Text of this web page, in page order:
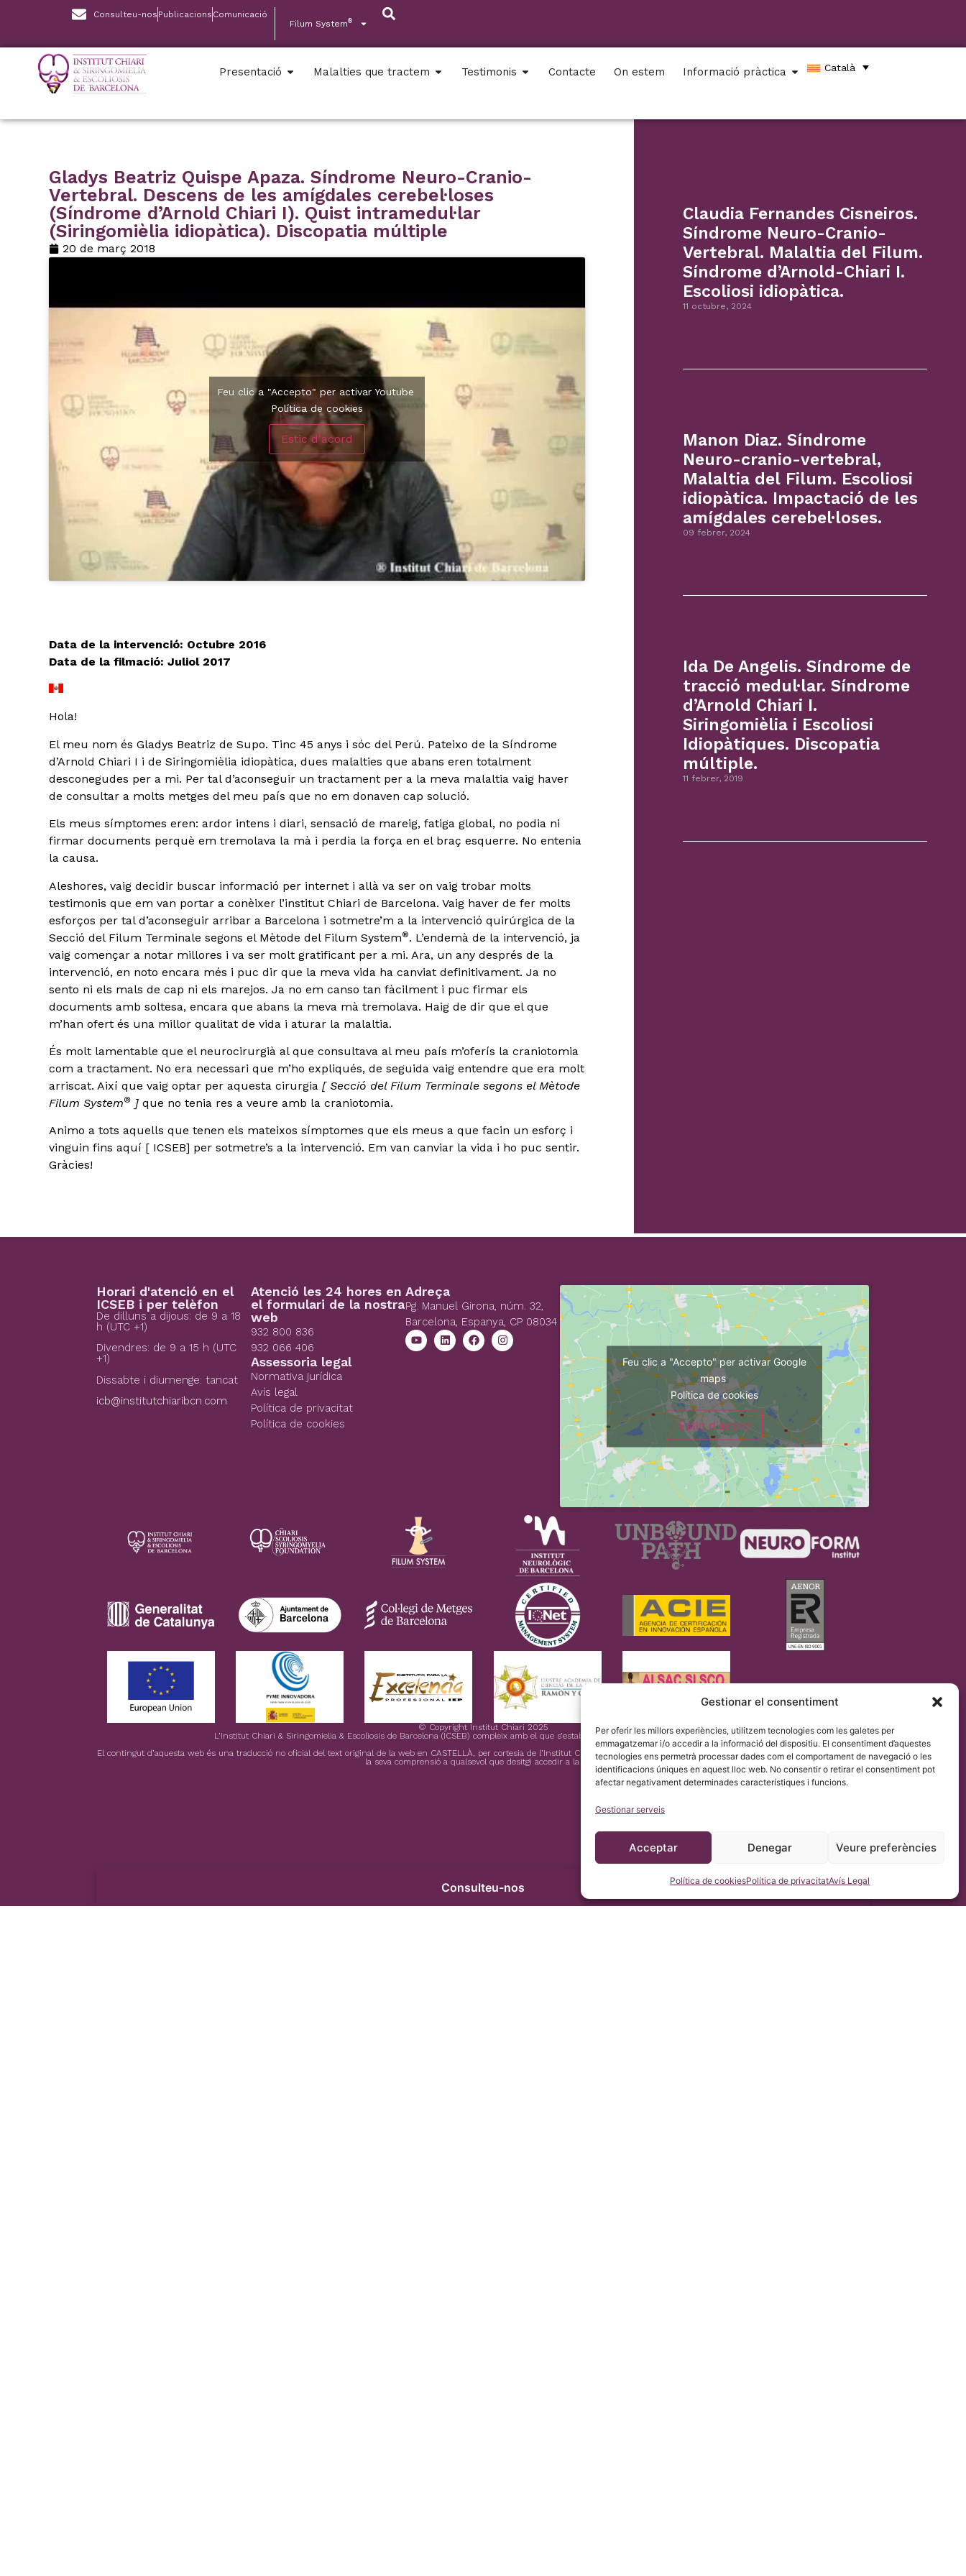
Gestionar el consentiment
Per oferir les millors experiències, utilitzem tecnologies com les galetes per
emmagatzemar i/o accedir a la informació del dispositiu. El consentiment d’aquestes
tecnologies ens permetrà processar dades com el comportament de navegació o les
identificacions úniques en aquest lloc web. No consentir o retirar el consentiment pot
afectar negativament determinades característiques i funcions.
Gestionar serveis
Acceptar Denegar Veure preferències
Política de cookiesPolítica de privacitatAvís Legal
Consulteu-nos Publicacions Comunicació
Filum System®
Presentació Malalties que tractem Testimonis Contacte On estem Informació pràctica Català
Gladys Beatriz Quispe Apaza. Síndrome Neuro-Cranio-
Vertebral. Descens de les amígdales cerebel·loses
(Síndrome d’Arnold Chiari I). Quist intramedul·lar
(Siringomièlia idiopàtica). Discopatia múltiple
20 de març 2018
Feu clic a "Accepto" per activar Youtube
Política de cookies
Estic d'acord
Data de la intervenció: Octubre 2016
Data de la filmació: Juliol 2017
Hola!
El meu nom és Gladys Beatriz de Supo. Tinc 45 anys i sóc del Perú. Pateixo de la Síndrome
d’Arnold Chiari I i de Siringomièlia idiopàtica, dues malalties que abans eren totalment
desconegudes per a mi. Per tal d’aconseguir un tractament per a la meva malaltia vaig haver
de consultar a molts metges del meu país que no em donaven cap solució.
Els meus símptomes eren: ardor intens i diari, sensació de mareig, fatiga global, no podia ni
firmar documents perquè em tremolava la mà i perdia la força en el braç esquerre. No entenia
la causa.
Aleshores, vaig decidir buscar informació per internet i allà va ser on vaig trobar molts
testimonis que em van portar a conèixer l’institut Chiari de Barcelona. Vaig haver de fer molts
esforços per tal d’aconseguir arribar a Barcelona i sotmetre’m a la intervenció quirúrgica de la
Secció del Filum Terminale segons el Mètode del Filum System®. L’endemà de la intervenció, ja
vaig començar a notar millores i va ser molt gratificant per a mi. Ara, un any després de la
intervenció, en noto encara més i puc dir que la meva vida ha canviat definitivament. Ja no
sento ni els mals de cap ni els marejos. Ja no em canso tan fàcilment i puc firmar els
documents amb soltesa, encara que abans la meva mà tremolava. Haig de dir que el que
m’han ofert és una millor qualitat de vida i aturar la malaltia.
És molt lamentable que el neurocirurgià al que consultava al meu país m’oferís la craniotomia
com a tractament. No era necessari que m’ho expliqués, de seguida vaig entendre que era molt
arriscat. Així que vaig optar per aquesta cirurgia [ Secció del Filum Terminale segons el Mètode
Filum System®]que no tenia res a veure amb la craniotomia.
Animo a tots aquells que tenen els mateixos símptomes que els meus a que facin un esforç i
vinguin fins aquí [ ICSEB] per sotmetre’s a la intervenció. Em van canviar la vida i ho puc sentir.
Gràcies!
Claudia Fernandes Cisneiros.
Síndrome Neuro-Cranio-
Vertebral. Malaltia del Filum.
Síndrome d’Arnold-Chiari I.
Escoliosi idiopàtica.
11 octubre, 2024
Manon Diaz. Síndrome
Neuro-cranio-vertebral,
Malaltia del Filum. Escoliosi
idiopàtica. Impactació de les
amígdales cerebel·loses.
09 febrer, 2024
Ida De Angelis. Síndrome de
tracció medul·lar. Síndrome
d’Arnold Chiari I.
Siringomièlia i Escoliosi
Idiopàtiques. Discopatia
múltiple.
11 febrer, 2019
Horari d'atenció en el
ICSEB i per telèfon
De dilluns a dijous: de 9 a 18
h (UTC +1)
Divendres: de 9 a 15 h (UTC
+1)
Dissabte i diumenge: tancat
icb@institutchiaribcn.com
Atenció les 24 hores en
el formulari de la nostra
web
932 800 836
932 066 406
Assessoria legal
Normativa jurídica
Avís legal
Política de privacitat
Política de cookies
Adreça
Pg. Manuel Girona, núm. 32,
Barcelona, Espanya, CP 08034
Feu clic a "Accepto" per activar Google
maps
Política de cookies
Estic d'acord
© Copyright Institut Chiari 2025
L’Institut Chiari & Siringomielia & Escoliosis de Barcelona (ICSEB) compleix amb el que s’estableix en el Reglament UE 2016/679 (RGPD).
El contingut d’aquesta web és una traducció no oficial del text original de la web en CASTELLÀ, per cortesia de l’Institut Chiari & Siringomielia & Escoliosis de Barcelona amb el propòsit de facilitar
la seva comprensió a qualsevol que desitgi accedir a la web.
Consulteu-nos